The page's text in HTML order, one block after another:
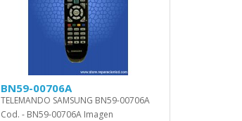
BN59-00706A
TELEMANDO SAMSUNG BN59-00706A
Cod. - BN59-00706A Imagen